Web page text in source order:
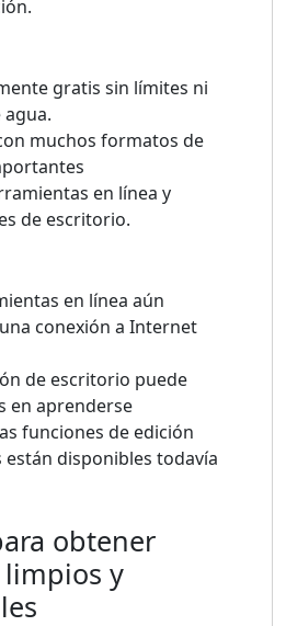
gratis sin límites ni
agua.
muchos formatos de
en línea y
de escritorio.
en línea aún
conexión a Internet
de escritorio puede
en aprenderse
funciones de edición
están disponibles todavía
obtener
y